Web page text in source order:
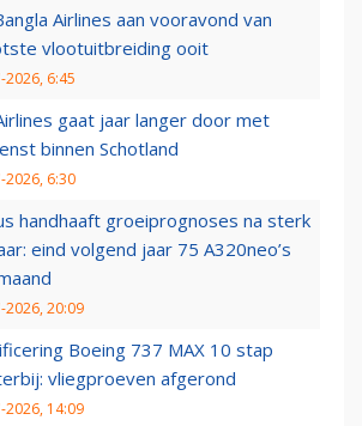
Airlines aan vooravond van
vlootuitbreiding ooit
2026, 6:45
gaat jaar langer door met
binnen Schotland
2026, 6:30
handhaaft groeiprognoses na sterk
eind volgend jaar 75 A320neo’s
2026, 20:09
Boeing 737 MAX 10 stap
vliegproeven afgerond
2026, 14:09